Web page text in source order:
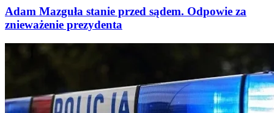
Adam Mazguła stanie przed sądem. Odpowie za
znieważenie prezydenta